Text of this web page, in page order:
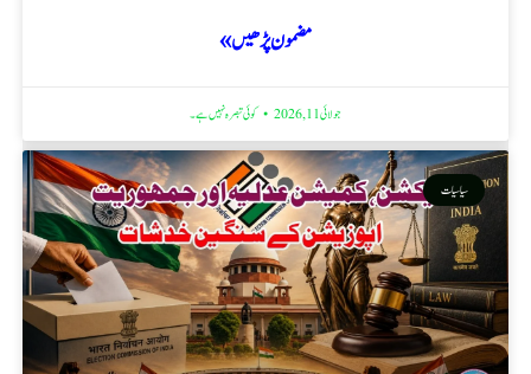
مضمون پڑھیں »
جولائی 11, 2026 کوئی تبصرہ نہیں ہے۔
سیاسیات